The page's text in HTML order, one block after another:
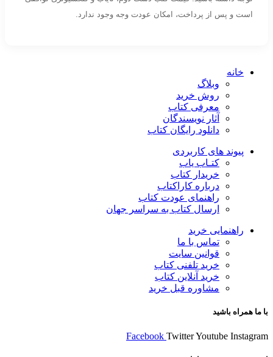
است و پس از پرداخت، امکان عودت وجه وجود ندارد.
خانه
وبلاگ
روش خرید
معرفی کتاب
آثار نویسندگان
دانلود رایگان کتاب
پیوند های کاربردی
کتـاب یاب
خریدار کتاب
درباره کاراکتاب
راهنمای عودت کتاب
ارسال کتاب به سراسر جهان
راهنمایی خرید
تماس با ما
قوانین سایت
خرید تلفنی کتاب
خرید آنلاین کتاب
مشاوره قبل خرید
با ما همراه باشید
Facebook TwitterYoutube Instagram